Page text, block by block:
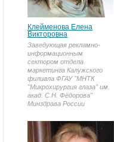
Клейменова Елена
Викторовна
Заведующая рекламно-
информационным
сектором отдела
маркетинга Калужского
филиала ФГАУ "МНТК
"Микрохирургия глаза" им.
акад. С.Н. Фёдорова"
Минздрава России